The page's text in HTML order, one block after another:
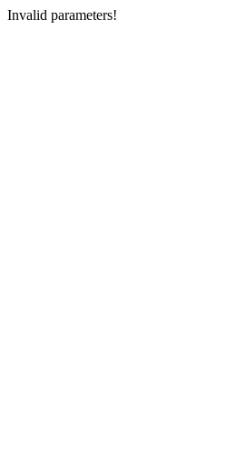
Invalid parameters!